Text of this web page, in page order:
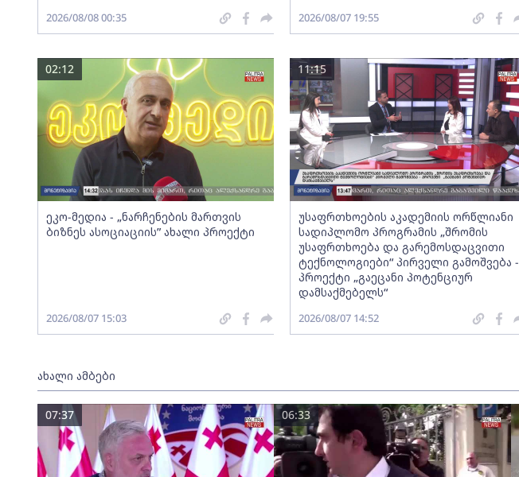
2026/08/08 00:35 2026/08/07 19:55
ეკო-მედია - „ნარჩენების მართვის
ბიზნეს ასოციაციის” ახალი პროექტი
02:12
2026/08/07 15:03
უსაფრთხოების აკადემიის ორწლიანი
სადიპლომო პროგრამის „შრომის
უსაფრთხოება და გარემოსდაცვითი
ტექნოლოგიები“ პირველი გამოშვება -
პროექტი „გაეცანი პოტენციურ
დამსაქმებელს“
11:15
2026/08/07 14:52
ახალი ამბები
07:37 06:33